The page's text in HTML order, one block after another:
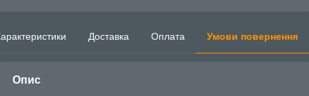
Доставка Оплата Умови повернення
Опис